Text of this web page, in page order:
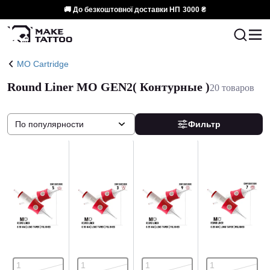
🚚 До безкоштовної доставки НП 3000 ₴
MO Cartridge
Round Liner MO GEN2( Контурные )20 товаров
Фильтр
По популярности
1
1
1
1